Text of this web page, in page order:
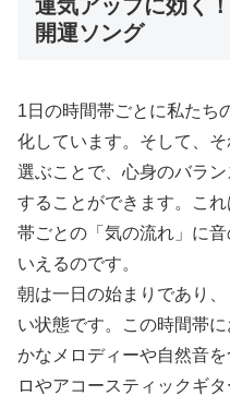
運気アップに効く
開運ソング
1日の時間帯ごとに私たち
化しています。そして、
選ぶことで、心身のバラ
することができます。こ
帯ごとの「気の流れ」に
いえるのです。
朝は一日の始まりであり
い状態です。この時間帯
かなメロディーや自然音
ロやアコースティックギ